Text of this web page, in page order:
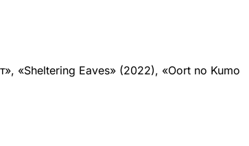
«Sheltering Eaves» (2022), «Oort no Kumo